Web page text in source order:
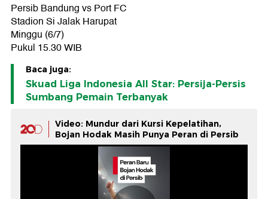
Persib Bandung vs Port FC
Stadion Si Jalak Harupat
Minggu (6/7)
Pukul 15.30 WIB
Baca juga:
Skuad Liga Indonesia All Star: Persija-Persis
Sumbang Pemain Terbanyak
Video: Mundur dari Kursi Kepelatihan,
Bojan Hodak Masih Punya Peran di Persib